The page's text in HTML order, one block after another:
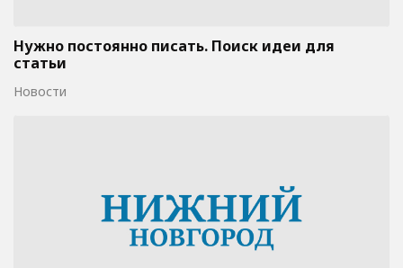
Нужно постоянно писать. Поиск идеи для
статьи
Новости